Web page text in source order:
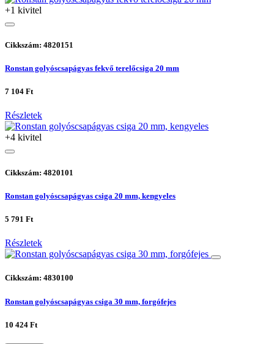
+1 kivitel
Cikkszám: 4820151
Ronstan golyóscsapágyas fekvő terelőcsiga 20 mm
7 104 Ft
Részletek
+4 kivitel
Cikkszám: 4820101
Ronstan golyóscsapágyas csiga 20 mm, kengyeles
5 791 Ft
Részletek
Cikkszám: 4830100
Ronstan golyóscsapágyas csiga 30 mm, forgófejes
10 424 Ft